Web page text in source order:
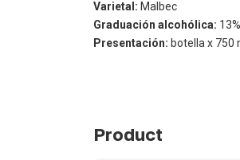
Varietal: Malbec
Graduación alcohólica: 13%
Presentación: botella x 750
Product